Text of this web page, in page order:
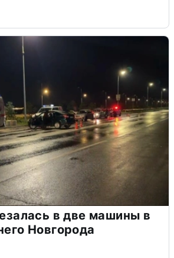
в две машины в
Новгорода